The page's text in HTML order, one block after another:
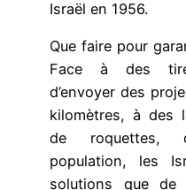
Israël en 1956.
Que faire pour
Face à des
d’envoyer des
kilomètres, à des
de roquettes,
population, les
solutions que